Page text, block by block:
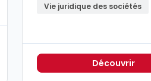
TTC/mois
Vie juridique des sociétés
Découvrir